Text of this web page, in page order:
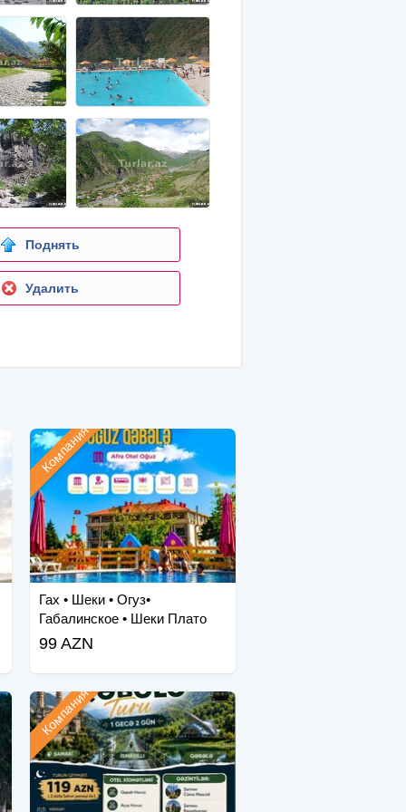
Поднять
Удалить
Гах • Шеки • Огуз•
Габалинское • Шеки Плато
Компания
99 AZN
Компания